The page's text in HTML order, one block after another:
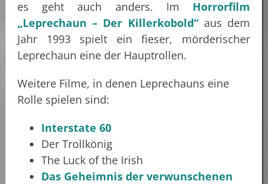
es geht auch anders. Im Horrorfilm
„Leprechaun – Der Killerkobold“aus dem
Jahr 1993 spielt ein fieser, mörderischer
Leprechaun eine der Hauptrollen.
Weitere Filme, in denen Leprechauns eine
Rolle spielen sind:
Interstate 60
Der Trollkönig
The Luck of the Irish
Das Geheimnis der verwunschenen